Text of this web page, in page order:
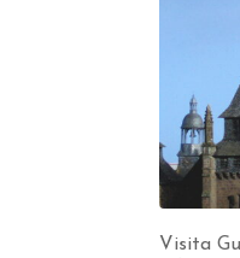
Visita